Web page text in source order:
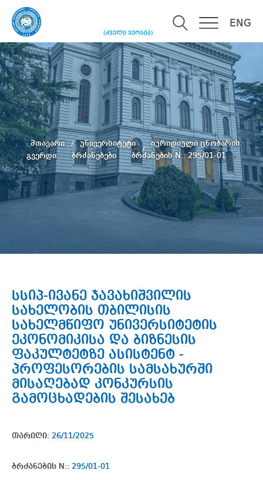
(ძველი ვერსია)
ENG
მთავარი უნივერსიტეტი
იურიდიული ცნობარის
გვერდი
ბრძანებები ბრძანების N:: 295/01-01
სსიპ-ივანე ჯავახიშვილის
სახელობის თბილისის
სახელმწიფო უნივერსიტეტის
ეკონომიკისა და ბიზნესის
ფაკულტეტზე ასისტენტ -
პროფესორების სამსახურში
მისაღებად კონკურსის
გამოცხადების შესახებ
თარიღი: 26/11/2025
ბრძანების N:: 295/01-01